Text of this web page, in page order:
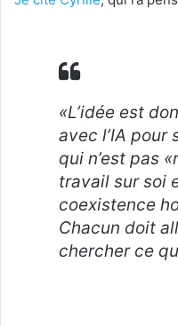
«L’idée est
avec l’IA pour
qui n’est pas
travail sur soi
coexistence
Chacun doit
chercher ce